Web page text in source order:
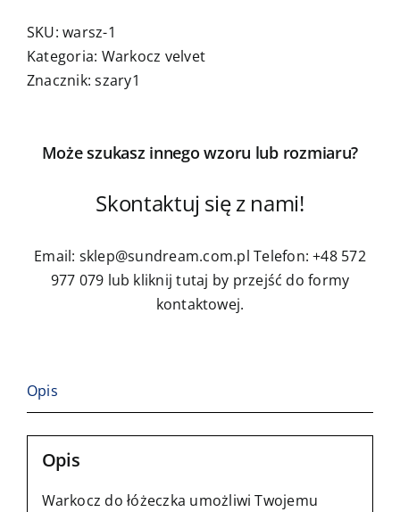
szary
-
(otrzymasz
zamiast
pikowanego
SKU:warsz-1
Kategoria: Warkocz velvet
Znacznik:szary1
Może szukasz innego wzoru lub rozmiaru?
Skontaktuj się z nami!
Email: sklep@sundream.com.pl Telefon: +48 572
977 079 lub kliknij tutaj by przejść do formy
kontaktowej.
Opis
Opis
Warkocz do łóżeczka umożliwi Twojemu